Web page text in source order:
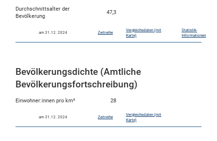
Durchschnittsalter der
Bevölkerung
47,3
am 31.12. 2024 Zeitreihe
Vergleichsdaten (mit
Karte)
Statistik-
Informationen
Bevölkerungsdichte (Amtliche
Bevölkerungsfortschreibung)
Einwohner:innen pro km² 28
am 31.12. 2024 Zeitreihe
Vergleichsdaten (mit
Karte)